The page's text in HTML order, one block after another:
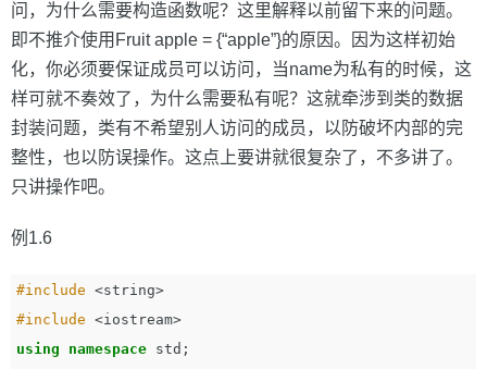
问，为什么需要构造函数呢？这里解释以前留下来的问题。
即不推介使用Fruit apple = {“apple”}的原因。因为这样初始
化，你必须要保证成员可以访问，当name为私有的时候，这
样可就不奏效了，为什么需要私有呢？这就牵涉到类的数据
封装问题，类有不希望别人访问的成员，以防破坏内部的完
整性，也以防误操作。这点上要讲就很复杂了，不多讲了。
只讲操作吧。
例1.6
#include <string>
#include <iostream>
using
namespace std ;